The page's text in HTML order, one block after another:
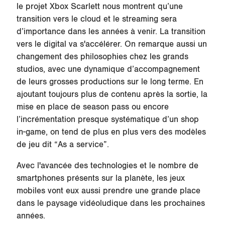
le projet Xbox Scarlett nous montrent qu’une
transition vers le cloud et le streaming sera
d’importance dans les années à venir. La transition
vers le digital va s'accélérer. On remarque aussi un
changement des philosophies chez les grands
studios, avec une dynamique d’accompagnement
de leurs grosses productions sur le long terme. En
ajoutant toujours plus de contenu après la sortie, la
mise en place de season pass ou encore
l’incrémentation presque systématique d’un shop
in-game, on tend de plus en plus vers des modèles
de jeu dit “As a service”.
Avec l'avancée des technologies et le nombre de
smartphones présents sur la planète, les jeux
mobiles vont eux aussi prendre une grande place
dans le paysage vidéoludique dans les prochaines
années.